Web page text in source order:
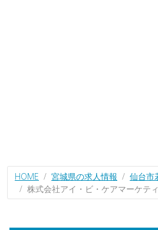
HOME 宮城県の求人情報
仙台市
株式会社アイ・ビ・ケアマーケテ